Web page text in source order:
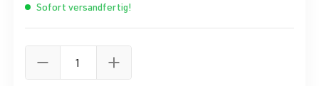
Sofort versandfertig!